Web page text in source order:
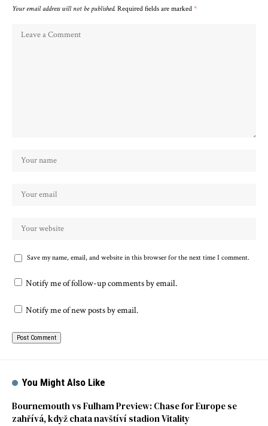
Your email address will not be published. Required fields are marked *
Save my name, email, and website in this browser for the next time I comment.
Notify me of follow-up comments by email.
Notify me of new posts by email.
You Might Also Like
Bournemouth vs Fulham Preview: Chase for Europe se
zahřívá, když chata navštíví stadion Vitality